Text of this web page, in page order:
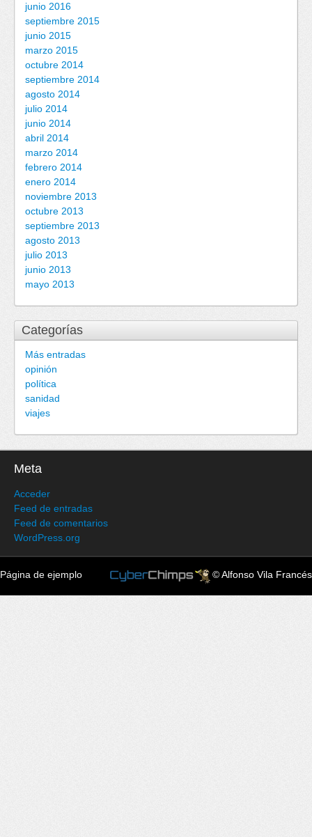
junio 2016
septiembre 2015
junio 2015
marzo 2015
octubre 2014
septiembre 2014
agosto 2014
julio 2014
junio 2014
abril 2014
marzo 2014
febrero 2014
enero 2014
noviembre 2013
octubre 2013
septiembre 2013
agosto 2013
julio 2013
junio 2013
mayo 2013
Categorías
Más entradas
opinión
política
sanidad
viajes
Meta
Acceder
Feed de entradas
Feed de comentarios
WordPress.org
Página de ejemplo © Alfonso Vila Francés